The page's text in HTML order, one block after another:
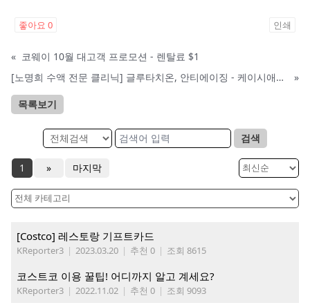
좋아요 0 인쇄
« 코웨이 10월 대고객 프로모션 - 렌탈료 $1
[노명희 수액 전문 클리닉] 글루타치온, 안티에이징 - 케이시애틀 한정 세일
»
목록보기
검색
1 » 마지막
[Costco] 레스토랑 기프트카드
KReporter3 | 2023.03.20 | 추천 0 | 조회 8615
코스트코 이용 꿀팁! 어디까지 알고 계세요?
KReporter3 | 2022.11.02 | 추천 0 | 조회 9093